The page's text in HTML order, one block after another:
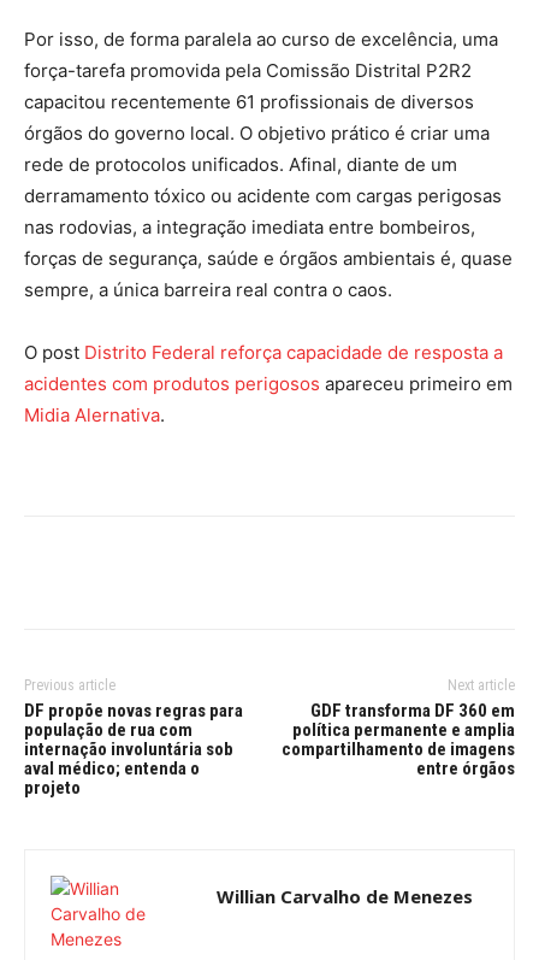
Por isso, de forma paralela ao curso de excelência, uma
força-tarefa promovida pela Comissão Distrital P2R2
capacitou recentemente 61 profissionais de diversos
órgãos do governo local. O objetivo prático é criar uma
rede de protocolos unificados. Afinal, diante de um
derramamento tóxico ou acidente com cargas perigosas
nas rodovias, a integração imediata entre bombeiros,
forças de segurança, saúde e órgãos ambientais é, quase
sempre, a única barreira real contra o caos.
O post Distrito Federal reforça capacidade de resposta a
acidentes com produtos perigosos apareceu primeiro em
Midia Alernativa.
Previous article
DF propõe novas regras para
população de rua com
internação involuntária sob
aval médico; entenda o
projeto
Next article
GDF transforma DF 360 em
política permanente e amplia
compartilhamento de imagens
entre órgãos
Willian Carvalho de Menezes